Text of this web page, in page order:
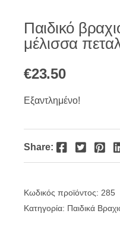
Παιδικό
μέλισσα
€23.50
Εξαντλημένο!
Share: Facebook Twitter Pinterest
Κωδικός προϊόντος: 285
Κατηγορία: Παιδικά